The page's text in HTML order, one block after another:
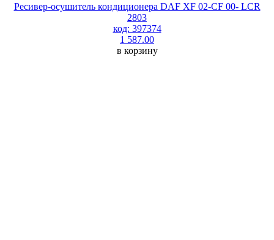
Ресивер-осушитель кондиционера DAF XF 02-CF 00- LCR
2803
код: 397374
1 587.00
в корзину